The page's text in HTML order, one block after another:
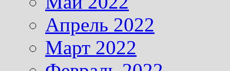
Апрель 2022
Март 2022